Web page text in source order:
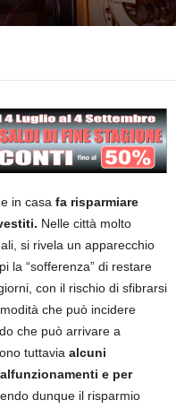
in casa fa risparmiare
Nelle città molto
si rivela un apparecchio
la “sofferenza” di restare
con il rischio di sfibrarsi
che può incidere
che può arrivare a
tuttavia alcuni
e per
dunque il risparmio